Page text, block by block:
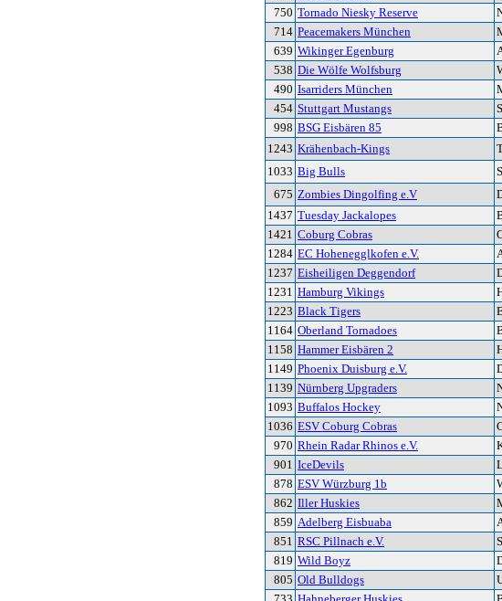
750 Tornado Niesky Reserve
714 Peacemakers München
639 Wikinger Egenburg
538 Die Wölfe Wolfsburg
490 Isarriders München
454 Stuttgart Mustangs
998 BSG Eisbären 85
1243 Krähenbach-Kings
1033 Big Bulls
675 Zombies Dingolfing e.V
1437 Tuesday Jackalopes
1421 Coburg Cobras
1284 EC Hohenegglkofen e.V.
1237 Eisheiligen Deggendorf
1231 Hamburg Vikings
1223 Black Tigers
1164 Oberland Tornadoes
1158 Hammer Eisbären 2
1149 Phoenix Duisburg e.V.
1139 Nürnberg Upgraders
1093 Buffalos Hockey
1036 ESV Coburg Cobras
970 Rhein Radar Rhinos e.V.
901 IceDevils
878 ESV Würzburg 1b
862 Iller Huskies
859 Adelberg Eisbuaba
851 RSC Pillnach e.V.
819 Wild Boyz
805 Old Bulldogs